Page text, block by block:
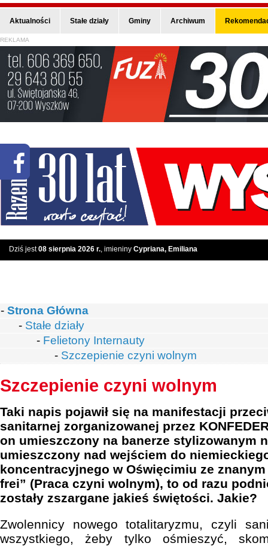
Aktualności Stałe działy Gminy Archiwum
REKLAMA
Dziś jest08 sierpnia 2026 r., imieniny Cypriana, Emiliana
- Strona Główna
- Stałe działy
- Felietony Internauty
- Szczepienie czyni wolnym
Szczepienie czyni wolnym
Taki napis pojawił się na manifestacji
sanitarnej zorganizowanej przez
on umieszczony na banerze stylizowanym
umieszczony nad wejściem do
koncentracyjnego w Oświęcimiu ze
frei” (Praca czyni wolnym), to od razu
zostały zszargane jakieś świętości. Jakie?
Zwolennicy nowego totalitaryzmu, czyli
wszystkiego, żeby tylko ośmieszyć,